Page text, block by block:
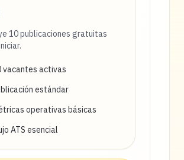
10publicaciones gratuitas
vacantes activas
estándar
operativas básicas
ATS esencial